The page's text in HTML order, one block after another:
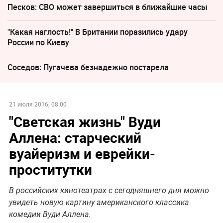
Песков: СВО может завершиться в ближайшие часы
"Какая наглость!" В Британии поразились удару
России по Киеву
Соседов: Пугачева безнадежно постарела
21 июля 2016, 08:00
"Светская жизнь" Вуди
Аллена: старческий
вуайеризм и еврейки-
проститутки
В российских кинотеатрах с сегодняшнего дня можно
увидеть новую картину американского классика
комедии Вуди Аллена.